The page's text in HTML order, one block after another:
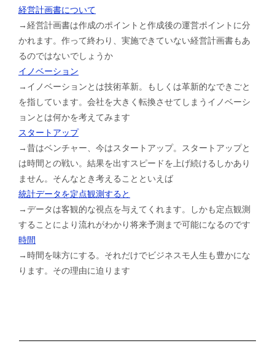
経営計画書について
→経営計画書は作成のポイントと作成後の運営ポイントに分
かれます。作って終わり、実施できていない経営計画書もあ
るのではないでしょうか
イノベーション
→イノベーションとは技術革新。もしくは革新的なできごと
を指しています。会社を大きく転換させてしまうイノベーシ
ョンとは何かを考えてみます
スタートアップ
→昔はベンチャー、今はスタートアップ。スタートアップと
は時間との戦い。結果を出すスピードを上げ続けるしかあり
ません。そんなとき考えることといえば
統計データを定点観測すると
→データは客観的な視点を与えてくれます。しかも定点観測
することにより流れがわかり将来予測まで可能になるのです
時間
→時間を味方にする。それだけでビジネスモ人生も豊かにな
ります。その理由に迫ります